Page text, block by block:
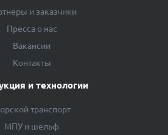
и заказчики
Пресса о нас
Вакансии
Контакты
и технологии
транспорт
МПУ и шельф